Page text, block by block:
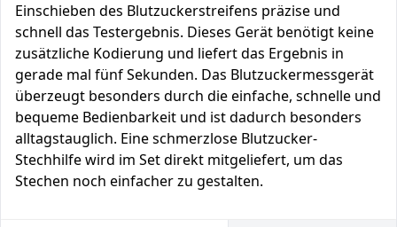
Einschieben des Blutzuckerstreifens präzise und
schnell das Testergebnis. Dieses Gerät benötigt keine
zusätzliche Kodierung und liefert das Ergebnis in
gerade mal fünf Sekunden. Das Blutzuckermessgerät
überzeugt besonders durch die einfache, schnelle und
bequeme Bedienbarkeit und ist dadurch besonders
alltagstauglich. Eine schmerzlose Blutzucker-
Stechhilfe wird im Set direkt mitgeliefert, um das
Stechen noch einfacher zu gestalten.